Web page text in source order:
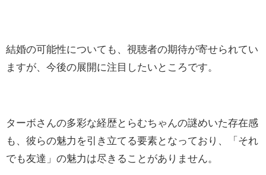
結婚の可能性についても、視聴者の期待が寄せられてい
ますが、今後の展開に注目したいところです。
ターボさんの多彩な経歴とらむちゃんの謎めいた存在感
も、彼らの魅力を引き立てる要素となっており、「それ
でも友達」の魅力は尽きることがありません。